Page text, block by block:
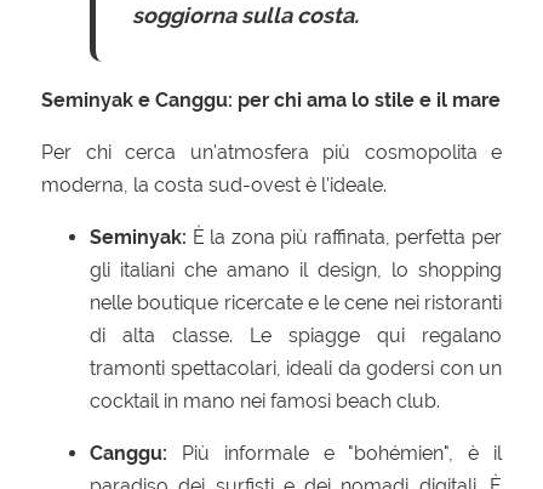
soggiorna sulla costa.
Seminyak e Canggu: per chi ama lo stile e il mare
Per chi cerca un'atmosfera più cosmopolita e
moderna, la costa sud-ovest è l'ideale.
Seminyak: È la zona più raffinata, perfetta per
gli italiani che amano il design, lo shopping
nelle boutique ricercate e le cene nei ristoranti
di alta classe. Le spiagge qui regalano
tramonti spettacolari, ideali da godersi con un
cocktail in mano nei famosi beach club.
Canggu: Più informale e "bohémien", è il